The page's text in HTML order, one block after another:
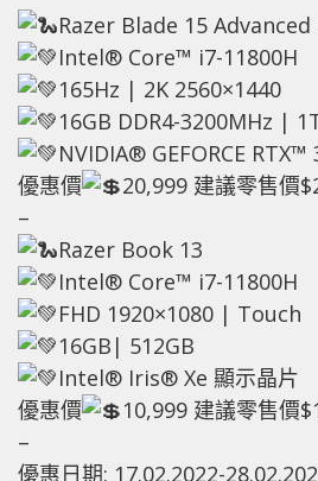
Razer Blade 15
Intel® Core™ i7-11800H
165Hz | 2K 2560×1440
16GB DDR4-3200MHz |
NVIDIA® GEFORCE RTX™
優惠價
20,999 建議零售價
–
Razer Book 13
Intel® Core™ i7-11800H
FHD 1920×1080 | Touch
16GB| 512GB
Intel® Iris® Xe 顯示晶片
優惠價
10,999 建議零售價
–
優惠日期: 17.02.2022-